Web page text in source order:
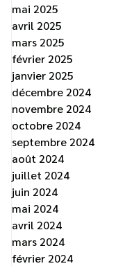
mai 2025
avril 2025
mars 2025
février 2025
janvier 2025
décembre 2024
novembre 2024
octobre 2024
septembre 2024
août 2024
juillet 2024
juin 2024
mai 2024
avril 2024
mars 2024
février 2024